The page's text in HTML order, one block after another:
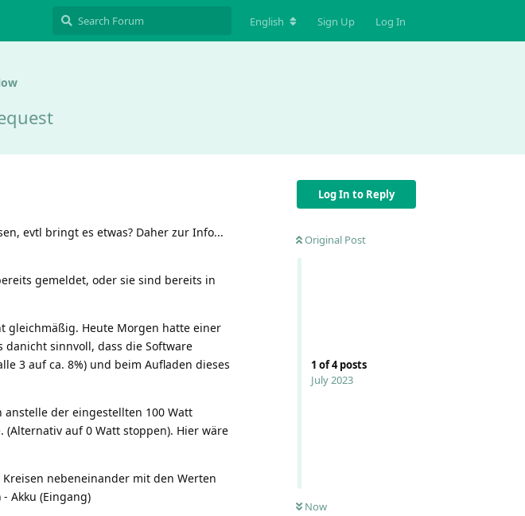
English Sign Up Log In
Log In to Reply
Original Post
1 of4posts
July 2023
Now
evtl bringt es etwas? Daher zur Info...
gemeldet, oder sie sind bereits in
gleichmäßig. Heute Morgen hatte einer
danicht sinnvoll, dass die Software
3 auf ca. 8%) und beim Aufladen dieses
anstelle der eingestellten 100 Watt
(Alternativ auf 0 Watt stoppen). Hier wäre
nebeneinander mit den Werten
Akku (Eingang)